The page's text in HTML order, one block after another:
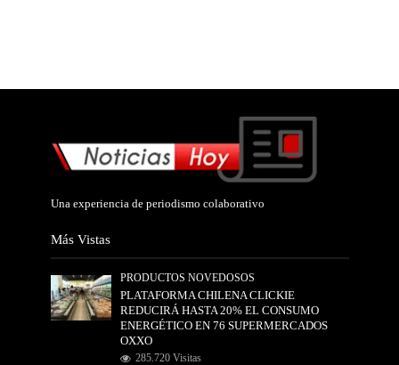
Una experiencia de periodismo colaborativo
Más Vistas
PRODUCTOS NOVEDOSOS
PLATAFORMA CHILENA CLICKIE
REDUCIRÁ HASTA 20% EL CONSUMO
ENERGÉTICO EN 76 SUPERMERCADOS
OXXO
285.720 Visitas